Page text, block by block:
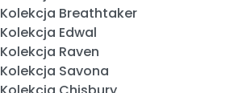
Kolekcja Breathtaker
Kolekcja Edwal
Kolekcja Raven
Kolekcja Savona